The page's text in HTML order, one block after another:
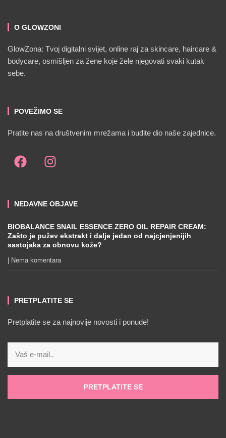
O GLOWZONI
GlowZona: Tvoj digitalni svijet, online raj za skincare, haircare &
bodycare, osmišljen za žene koje žele njegovati svaki kutak
sebe.
POVEŽIMO SE
Pratite nas na društvenim mrežama i budite dio naše zajednice.
NEDAVNE OBJAVE
BIOBALANCE SNAIL ESSENCE ZERO OIL REPAIR CREAM:
Zašto je pužev ekstrakt i dalje jedan od najcjenjenijih
sastojaka za obnovu kože?
Nema komentara
PRETPLATITE SE
Pretplatite se za najnovije novosti i ponude!
PRETPLATITE SE